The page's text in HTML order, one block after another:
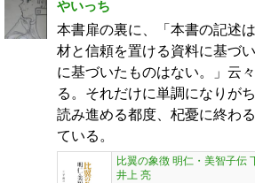
やいっち
本書扉の裏に、「本書の記述
材と信頼を置ける資料に基づ
に基づいたものはない。」云
る。それだけに単調になりが
読み進める都度、杞憂に終わ
ている。
比翼の象徴 明仁・美智子伝
井上 亮